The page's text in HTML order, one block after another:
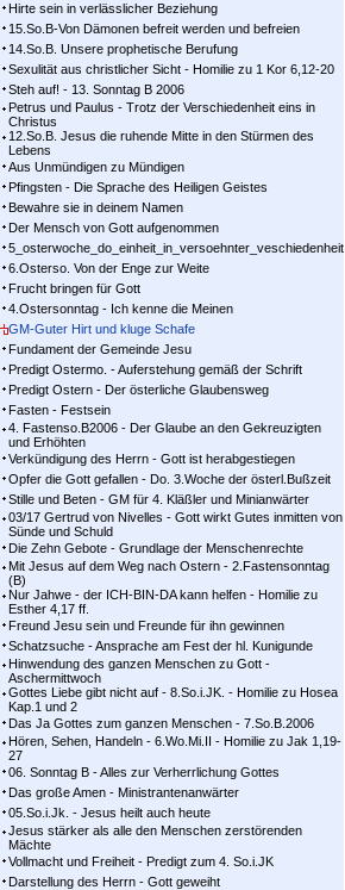
Hirte sein in verlässlicher Beziehung
15.So.B-Von Dämonen befreit werden und befreien
14.So.B. Unsere prophetische Berufung
Sexulität aus christlicher Sicht - Homilie zu 1 Kor 6,12-20
Steh auf! - 13. Sonntag B 2006
Petrus und Paulus - Trotz der Verschiedenheit eins in
Christus
12.So.B. Jesus die ruhende Mitte in den Stürmen des
Lebens
Aus Unmündigen zu Mündigen
Pfingsten - Die Sprache des Heiligen Geistes
Bewahre sie in deinem Namen
Der Mensch von Gott aufgenommen
5_osterwoche_do_einheit_in_versoehnter_veschiedenheit
6.Osterso. Von der Enge zur Weite
Frucht bringen für Gott
4.Ostersonntag - Ich kenne die Meinen
GM-Guter Hirt und kluge Schafe
Fundament der Gemeinde Jesu
Predigt Ostermo. - Auferstehung gemäß der Schrift
Predigt Ostern - Der österliche Glaubensweg
Fasten - Festsein
4. Fastenso.B2006 - Der Glaube an den Gekreuzigten
und Erhöhten
Verkündigung des Herrn - Gott ist herabgestiegen
Opfer die Gott gefallen - Do. 3.Woche der österl.Bußzeit
Stille und Beten - GM für 4. Kläßler und Minianwärter
03/17 Gertrud von Nivelles - Gott wirkt Gutes inmitten von
Sünde und Schuld
Die Zehn Gebote - Grundlage der Menschenrechte
Mit Jesus auf dem Weg nach Ostern - 2.Fastensonntag
(B)
Nur Jahwe - der ICH-BIN-DA kann helfen - Homilie zu
Esther 4,17 ff.
Freund Jesu sein und Freunde für ihn gewinnen
Schatzsuche - Ansprache am Fest der hl. Kunigunde
Hinwendung des ganzen Menschen zu Gott -
Aschermittwoch
Gottes Liebe gibt nicht auf - 8.So.i.JK. - Homilie zu Hosea
Kap.1 und 2
Das Ja Gottes zum ganzen Menschen - 7.So.B.2006
Hören, Sehen, Handeln - 6.Wo.Mi.II - Homilie zu Jak 1,19-
27
06. Sonntag B - Alles zur Verherrlichung Gottes
Das große Amen - Ministrantenanwärter
05.So.i.Jk. - Jesus heilt auch heute
Jesus stärker als alle den Menschen zerstörenden
Mächte
Vollmacht und Freiheit - Predigt zum 4. So.i.JK
Darstellung des Herrn - Gott geweiht